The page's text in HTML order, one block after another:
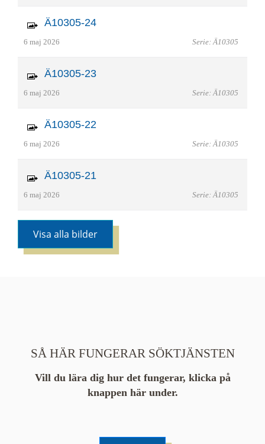
Ä10305-24
6 maj 2026 Serie: Ä10305
Ä10305-23
6 maj 2026 Serie: Ä10305
Ä10305-22
6 maj 2026 Serie: Ä10305
Ä10305-21
6 maj 2026 Serie: Ä10305
Visa alla bilder
SÅ HÄR FUNGERAR SÖKTJÄNSTEN
Vill du lära dig hur det fungerar, klicka på
knappen här under.